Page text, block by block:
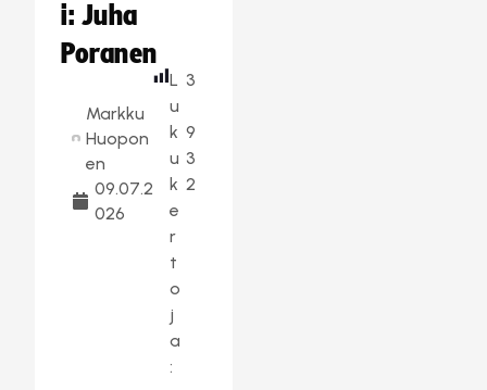
i: Juha
Poranen
Markku
Huopon
en
09.07.2
026
L
u
k
u
k
e
r
t
o
j
a
:
3
9
3
2